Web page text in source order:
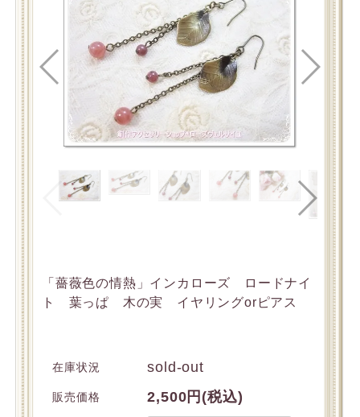
「薔薇色の情熱」インカローズ ロードナイ
ト 葉っぱ 木の実 イヤリングorピアス
在庫状況 sold-out
販売価格 2,500円(税込)